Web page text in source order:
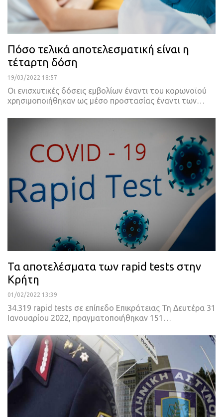
Πόσο τελικά αποτελεσματική είναι η
τέταρτη δόση
19/03/2022 18:57
Οι ενισχυτικές δόσεις εμβολίων έναντι του κορωνοϊού
χρησιμοποιήθηκαν ως μέσο προστασίας έναντι των
Τα αποτελέσματα των rapid tests στην
Κρήτη
01/02/2022 13:39
34.319 rapid tests σε επίπεδο Επικράτειας Τη Δευτέρα 31
Ιανουαρίου 2022, πραγματοποιήθηκαν 151 …